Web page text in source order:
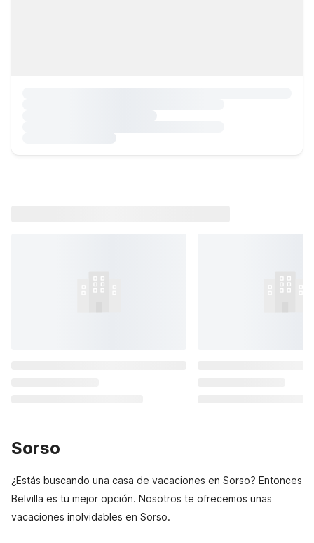
Sorso
¿Estás buscando una casa de vacaciones en Sorso? Entonces
Belvilla es tu mejor opción. Nosotros te ofrecemos unas
vacaciones inolvidables en Sorso.